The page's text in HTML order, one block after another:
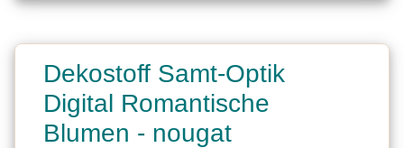
Dekostoff Samt-Optik
Digital Romantische
Blumen - nougat